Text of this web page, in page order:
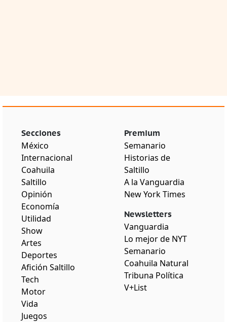
Secciones
México
Internacional
Coahuila
Saltillo
Opinión
Economía
Utilidad
Show
Artes
Deportes
Afición Saltillo
Tech
Motor
Vida
Juegos
Premium
Semanario
Historias de
Saltillo
A la Vanguardia
New York Times
Newsletters
Vanguardia
Lo mejor de NYT
Semanario
Coahuila Natural
Tribuna Política
V+List